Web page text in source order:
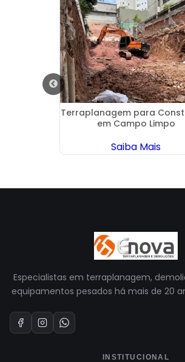
Terraplanagem para
em Campo Limpo
Saiba Mais
Especialistas em terraplanagem,
equipamentos pesados há mais de 20
INSTITUCIONAL